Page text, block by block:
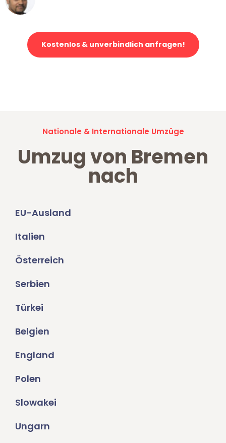
Kostenlos & unverbindlich anfragen!
Nationale & Internationale Umzüge
Umzug von Bremen
nach
EU-Ausland
Italien
Österreich
Serbien
Türkei
Belgien
England
Polen
Slowakei
Ungarn